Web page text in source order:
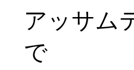
アッサム
で